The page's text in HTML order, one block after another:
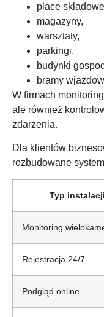
place
magazyny,
warsztaty,
parkingi,
budynki
bramy
W firmach
ale również
zdarzenia.
Dla klientów
rozbudowane
Typ instalacji
Monitoring
Rejestracja 24/7
Podgląd online